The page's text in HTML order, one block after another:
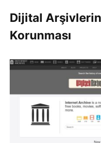
Dijital Arşivlerin
Korunması